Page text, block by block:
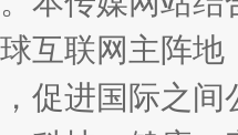
互联网主阵
促进国际之